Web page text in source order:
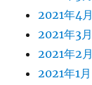
2021年4月
2021年3月
2021年2月
2021年1月